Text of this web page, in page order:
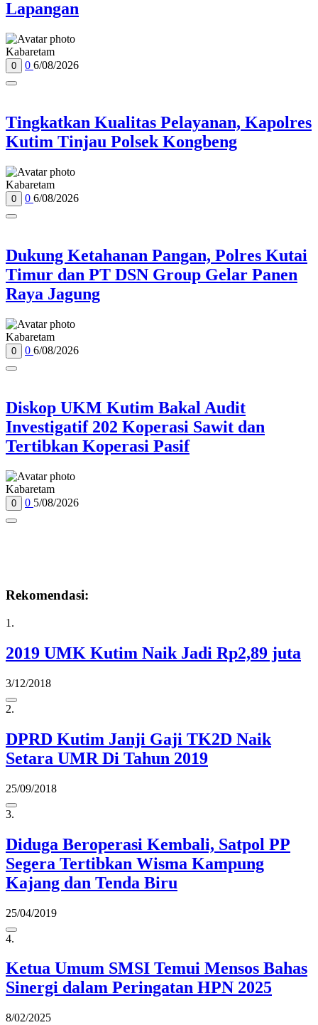
Lapangan
Kabaretam
0 0 6/08/2026
Tingkatkan Kualitas Pelayanan, Kapolres
Kutim Tinjau Polsek Kongbeng
Kabaretam
0 0 6/08/2026
Dukung Ketahanan Pangan, Polres Kutai
Timur dan PT DSN Group Gelar Panen
Raya Jagung
Kabaretam
0 0 6/08/2026
Diskop UKM Kutim Bakal Audit
Investigatif 202 Koperasi Sawit dan
Tertibkan Koperasi Pasif
Kabaretam
0 0 5/08/2026
Rekomendasi:
1.
2019 UMK Kutim Naik Jadi Rp2,89 juta
3/12/2018
2.
DPRD Kutim Janji Gaji TK2D Naik
Setara UMR Di Tahun 2019
25/09/2018
3.
Diduga Beroperasi Kembali, Satpol PP
Segera Tertibkan Wisma Kampung
Kajang dan Tenda Biru
25/04/2019
4.
Ketua Umum SMSI Temui Mensos Bahas
Sinergi dalam Peringatan HPN 2025
8/02/2025